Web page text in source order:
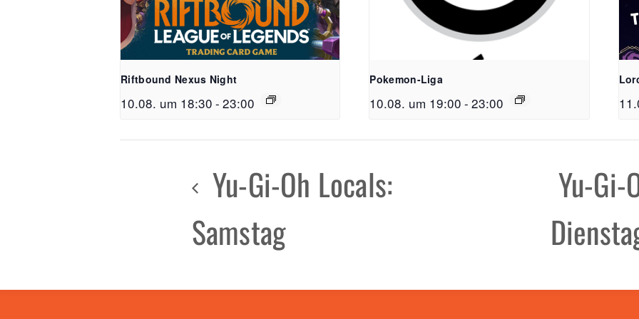
Lehener
E-Mail:
Mo - Do:
Fr & Sa:
Riftbound Nexus Night
10.08. um 18:30 - 23:00
Pokemon-Liga
10.08. um 19:00 - 23:00
Yu-Gi-Oh Locals:
Samstag
Yu-Gi-